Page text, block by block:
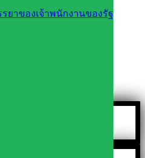
ยาของเจ้าพนักงานของรัฐ